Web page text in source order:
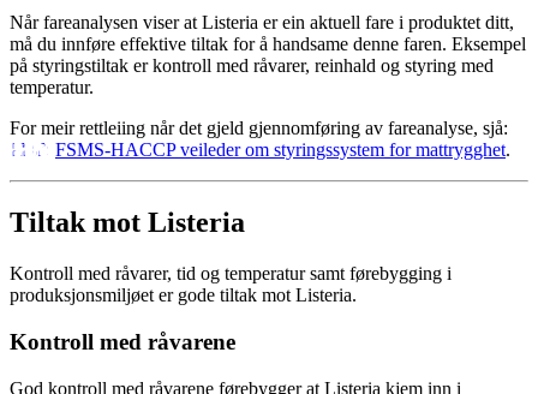
Når fareanalysen viser at Listeria er ein aktuell fare i produktet ditt,
må du innføre effektive tiltak for å handsame denne faren. Eksempel
på styringstiltak er kontroll med råvarer, reinhald og styring med
temperatur.
For meir rettleiing når det gjeld gjennomføring av fareanalyse, sjå:
FSMS-HACCP veileder om styringssystem for mattrygghet.
Tiltak mot Listeria
Kontroll med råvarer, tid og temperatur samt førebygging i
produksjonsmiljøet er gode tiltak mot Listeria.
Kontroll med råvarene
God kontroll med råvarene førebygger at Listeria kjem inn i